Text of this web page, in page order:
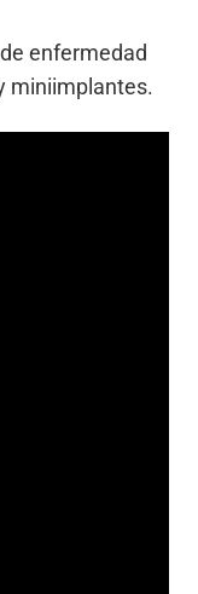
enfermedad
miniimplantes.